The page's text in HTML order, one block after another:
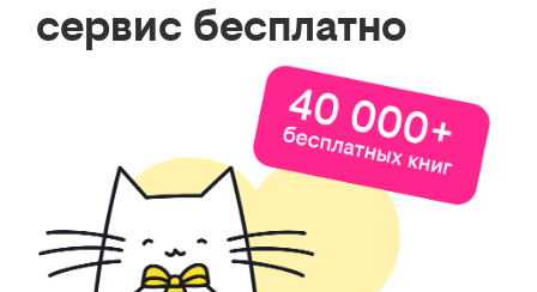
сервис бесплатно